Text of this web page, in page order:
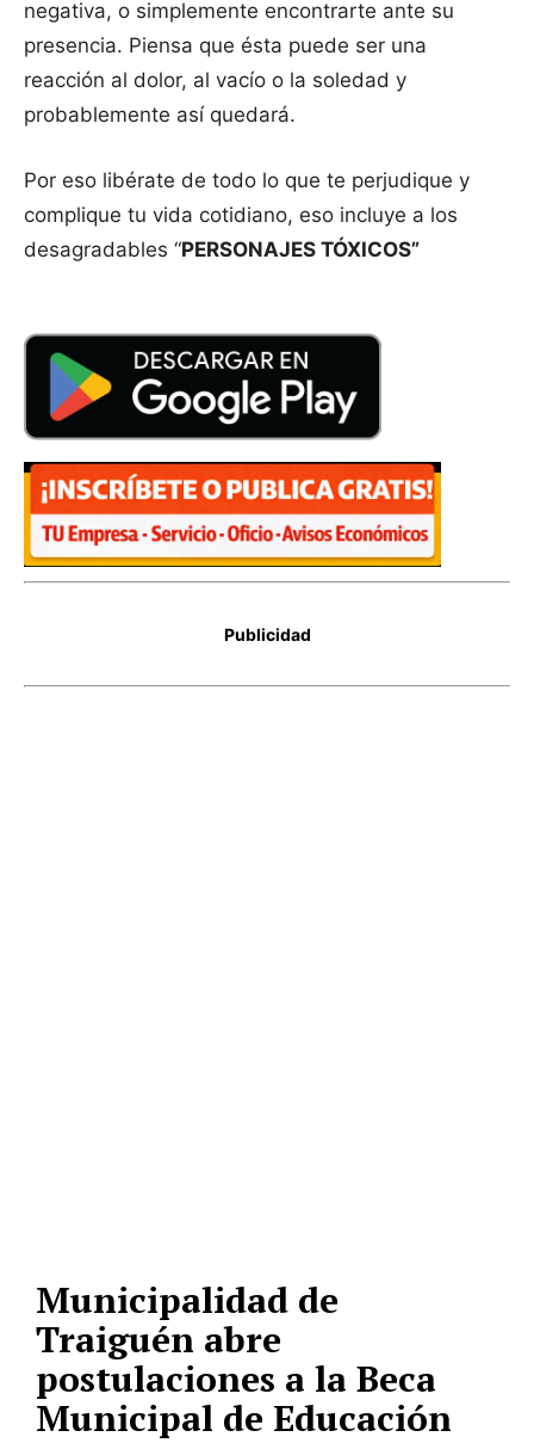
negativa, o simplemente encontrarte ante su
presencia. Piensa que ésta puede ser una
reacción al dolor, al vacío o la soledad y
probablemente así quedará.
Por eso libérate de todo lo que te perjudique y
complique tu vida cotidiano, eso incluye a los
desagradables “PERSONAJES TÓXICOS”
Publicidad